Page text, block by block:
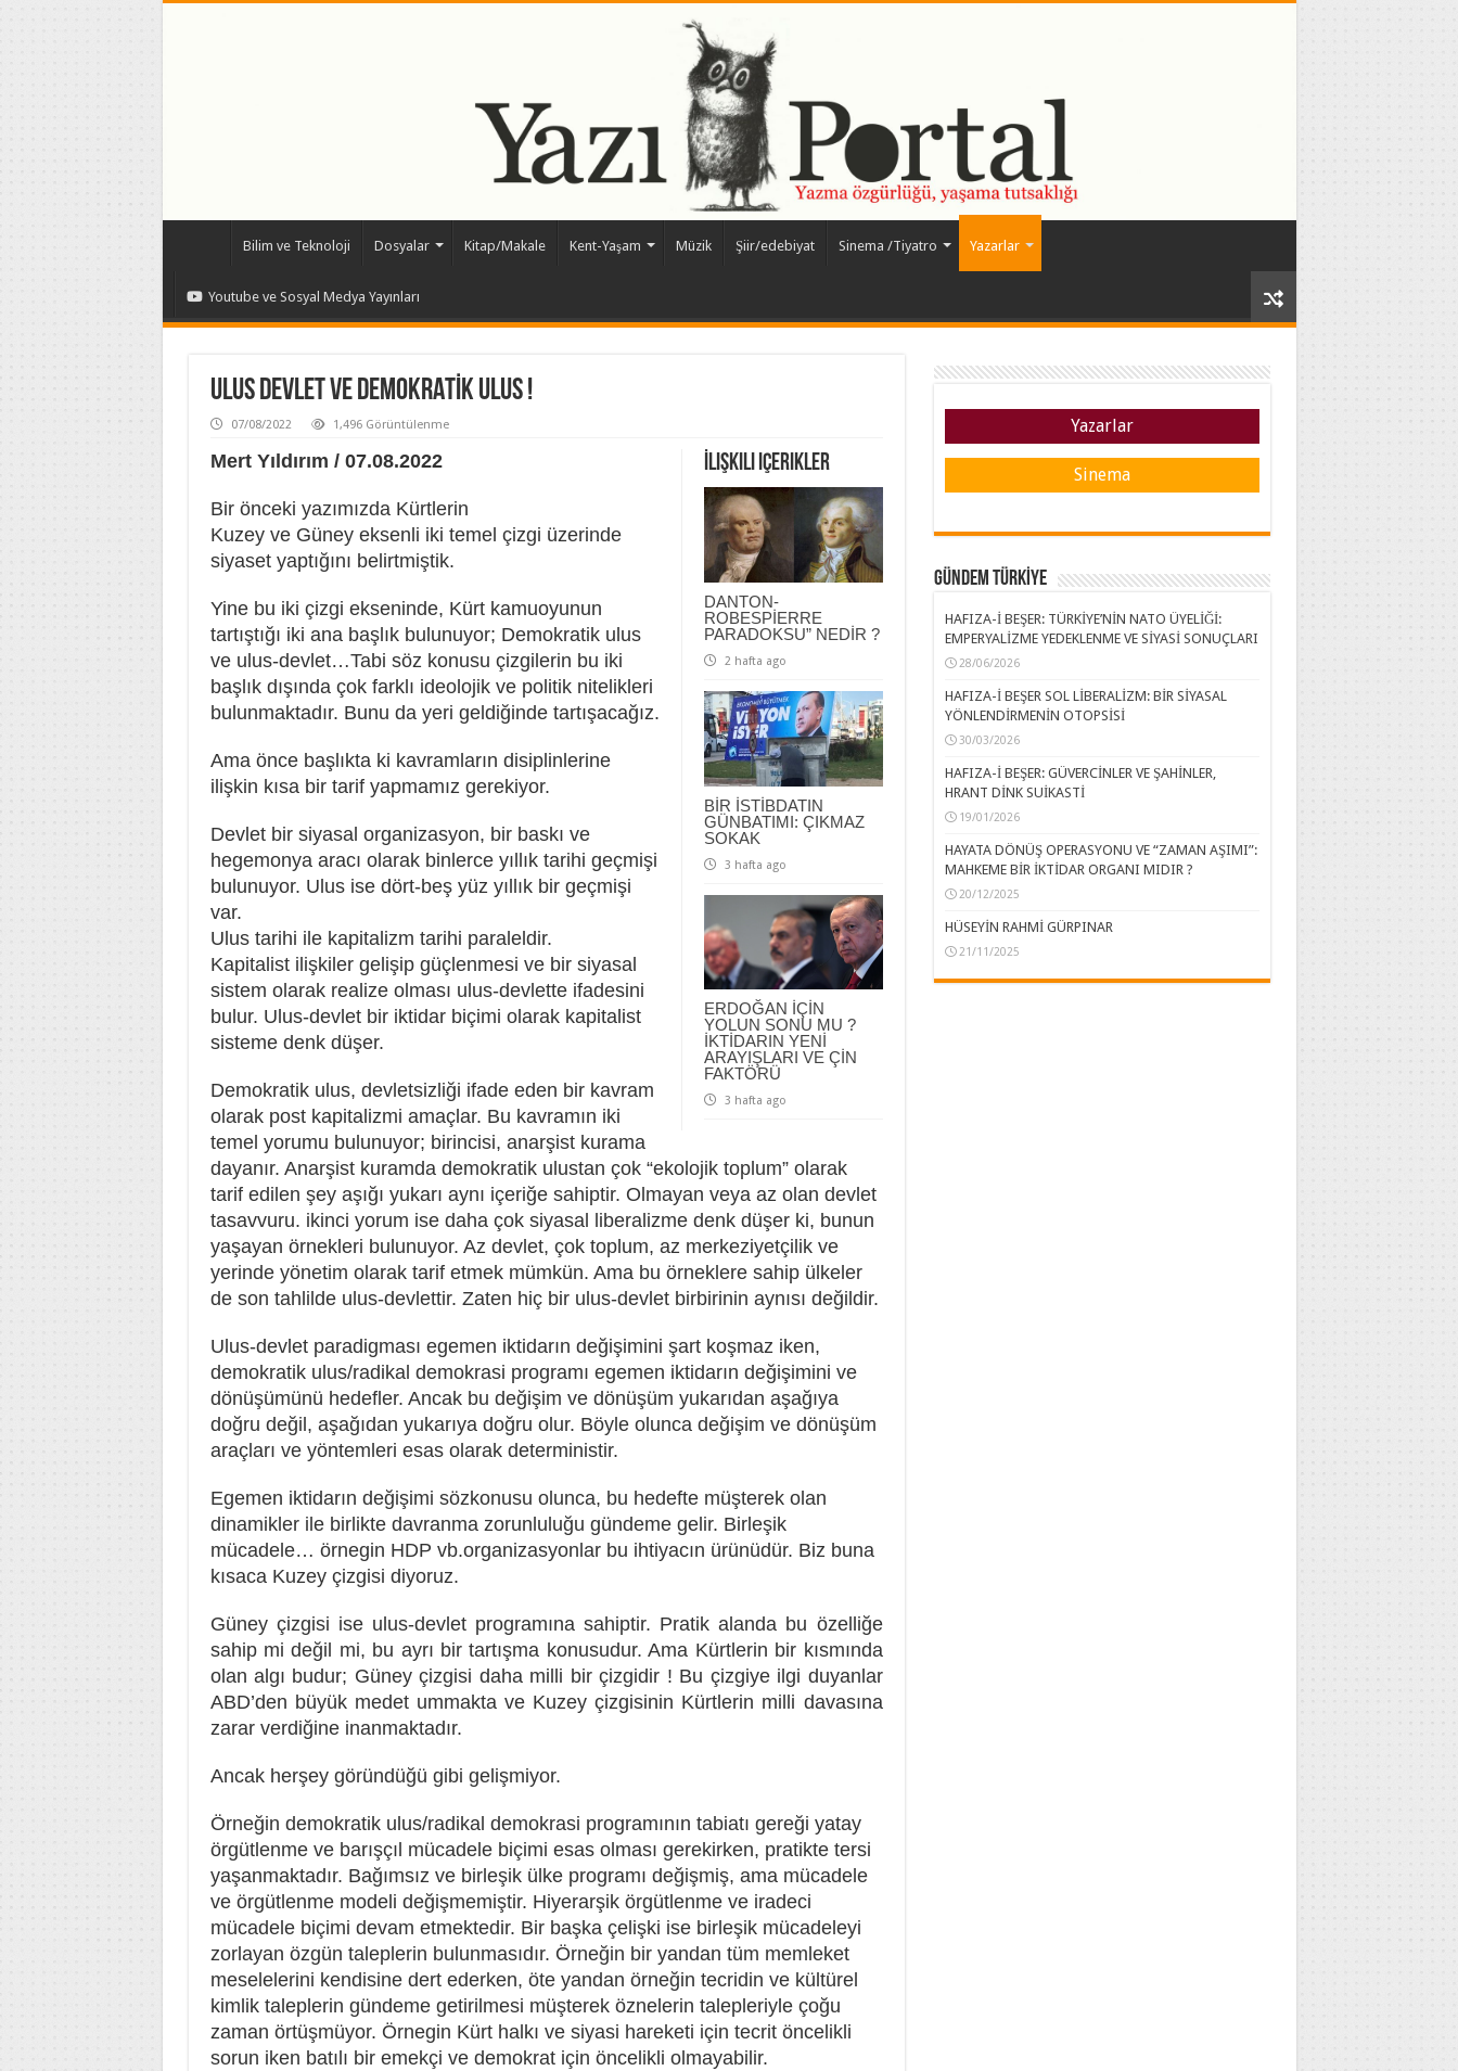
Bilim ve Teknoloji Dosyalar Kitap/Makale Kent-Yaşam Müzik Şiir/edebiyat Sinema /Tiyatro Yazarlar
Youtube ve Sosyal Medya Yayınları
ULUS DEVLET VE DEMOKRATİK ULUS !
07/08/2022 1,496 Görüntülenme
İlişkili içerikler
DANTON-
ROBESPİERRE
PARADOKSU” NEDİR ?
2 hafta ago
BİR İSTİBDATIN
GÜNBATIMI: ÇIKMAZ
SOKAK
3 hafta ago
ERDOĞAN İÇİN
YOLUN SONU MU ?
İKTİDARIN YENİ
ARAYIŞLARI VE ÇİN
FAKTÖRÜ
3 hafta ago
Mert Yıldırım / 07.08.2022
Bir önceki yazımızda Kürtlerin
Kuzey ve Güney eksenli iki temel çizgi üzerinde
siyaset yaptığını belirtmiştik.
Yine bu iki çizgi ekseninde, Kürt kamuoyunun
tartıştığı iki ana başlık bulunuyor; Demokratik ulus
ve ulus-devlet…Tabi söz konusu çizgilerin bu iki
başlık dışında çok farklı ideolojik ve politik nitelikleri
bulunmaktadır. Bunu da yeri geldiğinde tartışacağız.
Ama önce başlıkta ki kavramların disiplinlerine
ilişkin kısa bir tarif yapmamız gerekiyor.
Devlet bir siyasal organizasyon, bir baskı ve
hegemonya aracı olarak binlerce yıllık tarihi geçmişi
bulunuyor. Ulus ise dört-beş yüz yıllık bir geçmişi
var.
Ulus tarihi ile kapitalizm tarihi paraleldir.
Kapitalist ilişkiler gelişip güçlenmesi ve bir siyasal
sistem olarak realize olması ulus-devlette ifadesini
bulur. Ulus-devlet bir iktidar biçimi olarak kapitalist
sisteme denk düşer.
Demokratik ulus, devletsizliği ifade eden bir kavram
olarak post kapitalizmi amaçlar. Bu kavramın iki
temel yorumu bulunuyor; birincisi, anarşist kurama
dayanır. Anarşist kuramda demokratik ulustan çok “ekolojik toplum” olarak
tarif edilen şey aşığı yukarı aynı içeriğe sahiptir. Olmayan veya az olan devlet
tasavvuru. ikinci yorum ise daha çok siyasal liberalizme denk düşer ki, bunun
yaşayan örnekleri bulunuyor. Az devlet, çok toplum, az merkeziyetçilik ve
yerinde yönetim olarak tarif etmek mümkün. Ama bu örneklere sahip ülkeler
de son tahlilde ulus-devlettir. Zaten hiç bir ulus-devlet birbirinin aynısı değildir.
Ulus-devlet paradigması egemen iktidarın değişimini şart koşmaz iken,
demokratik ulus/radikal demokrasi programı egemen iktidarın değişimini ve
dönüşümünü hedefler. Ancak bu değişim ve dönüşüm yukarıdan aşağıya
doğru değil, aşağıdan yukarıya doğru olur. Böyle olunca değişim ve dönüşüm
araçları ve yöntemleri esas olarak deterministir.
Egemen iktidarın değişimi sözkonusu olunca, bu hedefte müşterek olan
dinamikler ile birlikte davranma zorunluluğu gündeme gelir. Birleşik
mücadele… örnegin HDP vb.organizasyonlar bu ihtiyacın ürünüdür. Biz buna
kısaca Kuzey çizgisi diyoruz.
Güney çizgisi ise ulus-devlet programına sahiptir. Pratik alanda bu özelliğe
sahip mi değil mi, bu ayrı bir tartışma konusudur. Ama Kürtlerin bir kısmında
olan algı budur; Güney çizgisi daha milli bir çizgidir ! Bu çizgiye ilgi duyanlar
ABD’den büyük medet ummakta ve Kuzey çizgisinin Kürtlerin milli davasına
zarar verdiğine inanmaktadır.
Ancak herşey göründüğü gibi gelişmiyor.
Örneğin demokratik ulus/radikal demokrasi programının tabiatı gereği yatay
örgütlenme ve barışçıl mücadele biçimi esas olması gerekirken, pratikte tersi
yaşanmaktadır. Bağımsız ve birleşik ülke programı değişmiş, ama mücadele
ve örgütlenme modeli değişmemiştir. Hiyerarşik örgütlenme ve iradeci
mücadele biçimi devam etmektedir. Bir başka çelişki ise birleşik mücadeleyi
zorlayan özgün taleplerin bulunmasıdır. Örneğin bir yandan tüm memleket
meselelerini kendisine dert ederken, öte yandan örneğin tecridin ve kültürel
kimlik taleplerin gündeme getirilmesi müşterek öznelerin talepleriyle çoğu
zaman örtüşmüyor. Örnegin Kürt halkı ve siyasi hareketi için tecrit öncelikli
sorun iken batılı bir emekçi ve demokrat için öncelikli olmayabilir.
Yazarlar
Sinema
GÜNDEM TÜRKİYE
HAFIZA-İ BEŞER: TÜRKİYE’NİN NATO ÜYELİĞİ:
EMPERYALİZME YEDEKLENME VE SİYASİ SONUÇLARI
28/06/2026
HAFIZA-İ BEŞER SOL LİBERALİZM: BİR SİYASAL
YÖNLENDİRMENİN OTOPSİSİ
30/03/2026
HAFIZA-İ BEŞER: GÜVERCİNLER VE ŞAHİNLER,
HRANT DİNK SUİKASTİ
19/01/2026
HAYATA DÖNÜŞ OPERASYONU VE “ZAMAN AŞIMI”:
MAHKEME BİR İKTİDAR ORGANI MIDIR ?
20/12/2025
HÜSEYİN RAHMİ GÜRPINAR
21/11/2025